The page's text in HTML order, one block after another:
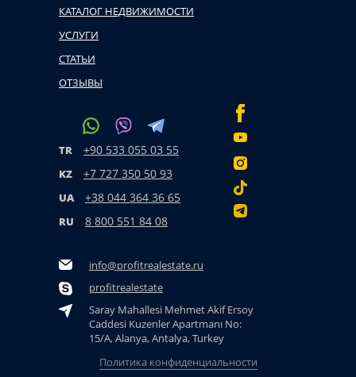
КАТАЛОГ НЕДВИЖИМОСТИ
УСЛУГИ
СТАТЬИ
ОТЗЫВЫ
TR +90 533 055 03 55
KZ +7 727 350 50 93
UA +38 044 364 36 65
RU 8 800 551 84 08
info@profitrealestate.ru
profitrealestate
Saray Mahallesi Mehmet Akif Ersoy
Caddesi Kuzenler Apartmanı No:
15/A, Alanya, Antalya, Turkey
Политика конфиденциальности